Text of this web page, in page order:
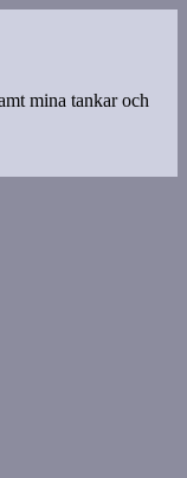
mina tankar och